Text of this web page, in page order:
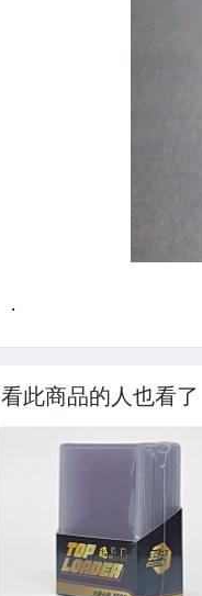
看此商品的人也看了